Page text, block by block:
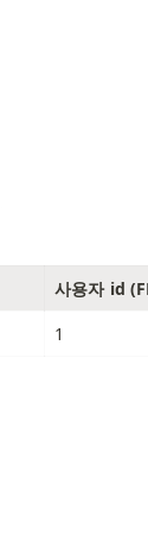
사용자 id
1